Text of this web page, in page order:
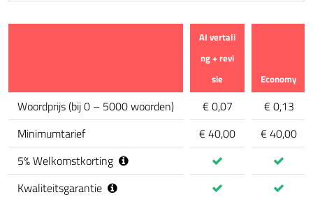
Kenmerk
AI vertali
ng + revi
sie
Economy
Woordprijs(bij 0 – 5000 woorden) € 0,07
€ 0,13
Minimumtarief
€ 40,00
€ 40,00
5%Welkomstkorting
Kwaliteitsgarantie